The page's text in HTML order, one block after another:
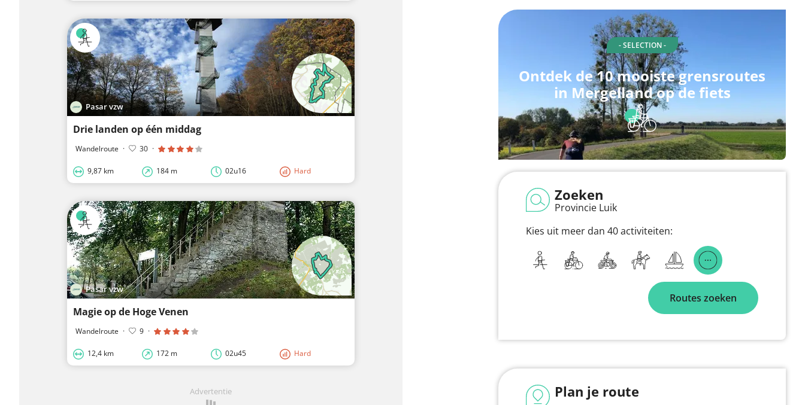
Pasar vzw
Drie landen op één middag
Wandelroute · 30 ·
9,87 km 184 m 02u16 Hard
Pasar vzw
Magie op de Hoge Venen
Wandelroute · 9 ·
12,4 km 172 m 02u45 Hard
Advertentie
- SELECTION -
Ontdek de 10 mooiste grensroutes
in Mergelland op de fiets
Zoeken
Provincie Luik
Kies uit meer dan 40 activiteiten:
Routes zoeken
Plan je route